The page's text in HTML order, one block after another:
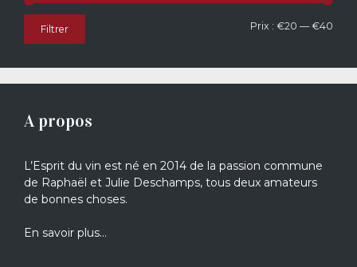
Filtrer Prix : €20 —€40
A propos
L’Esprit du vin est né en 2014 de la passion commune
de Raphaël et Julie Deschamps, tous deux amateurs
de bonnes choses.
En savoir plus…